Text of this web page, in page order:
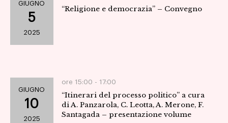
GIUGNO
5
2025
“Religione e democrazia” – Convegno
GIUGNO
10
2025
ore 15:00 - 17:00
“Itinerari del processo politico” a cura
di A. Panzarola, C. Leotta, A. Merone, F.
Santagada – presentazione volume